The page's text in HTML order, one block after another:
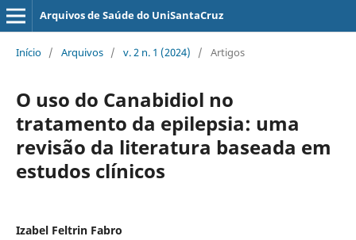
Arquivos de Saúde do UniSantaCruz
Início / Arquivos / v. 2 n. 1 (2024) / Artigos
O uso do Canabidiol no
tratamento da epilepsia: uma
revisão da literatura baseada em
estudos clínicos
Izabel Feltrin Fabro